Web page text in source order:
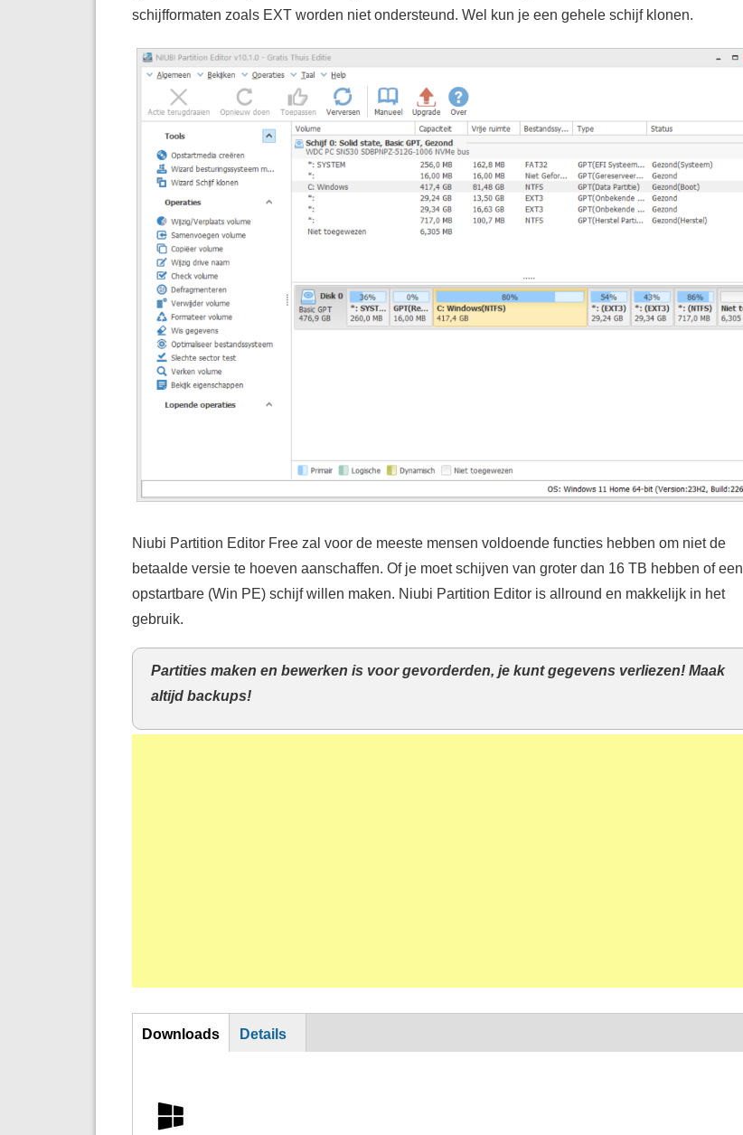
schijfformaten zoals EXT worden niet ondersteund. Wel kun je een gehele schijf klonen.
Niubi Partition Editor Free zal voor de meeste mensen voldoende functies hebben om niet de
betaalde versie te hoeven aanschaffen. Of je moet schijven van groter dan 16 TB hebben of een
opstartbare (Win PE) schijf willen maken. Niubi Partition Editor is allround en makkelijk in het
gebruik.
Partities maken en bewerken is voor gevorderden, je kunt gegevens verliezen! Maak
altijd backups!
DL
Downloads Details